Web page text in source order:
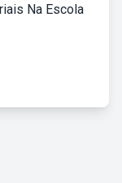
Na Escola